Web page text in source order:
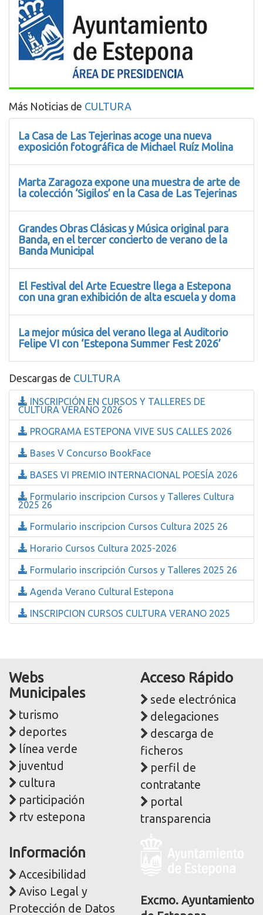
Más Noticias de CULTURA
La Casa de Las Tejerinas acoge una nueva
exposición fotográfica de Michael Ruíz Molina
Marta Zaragoza expone una muestra de arte de
la colección ‘Sigilos’ en la Casa de Las Tejerinas
Grandes Obras Clásicas y Música original para
Banda, en el tercer concierto de verano de la
Banda Municipal
El Festival del Arte Ecuestre llega a Estepona
con una gran exhibición de alta escuela y doma
La mejor música del verano llega al Auditorio
Felipe VI con ‘Estepona Summer Fest 2026’
Descargas de CULTURA
INSCRIPCIÓN EN CURSOS Y TALLERES DE
CULTURA VERANO 2026
PROGRAMA ESTEPONA VIVE SUS CALLES 2026
Bases V Concurso BookFace
BASES VI PREMIO INTERNACIONAL POESÍA 2026
Formulario inscripcion Cursos y Talleres Cultura
2025 26
Formulario inscripcion Cursos Cultura 2025 26
Horario Cursos Cultura 2025-2026
Formulario inscripción Cursos y Talleres 2025 26
Agenda Verano Cultural Estepona
INSCRIPCION CURSOS CULTURA VERANO 2025
Webs
Municipales
turismo
deportes
línea verde
juventud
cultura
participación
rtv estepona
Acceso Rápido
sede electrónica
delegaciones
descarga de
ficheros
perfil de
contratante
portal
transparencia
Información
Accesibilidad
Aviso Legal y
Protección de Datos
corporativa
Excmo. Ayuntamiento